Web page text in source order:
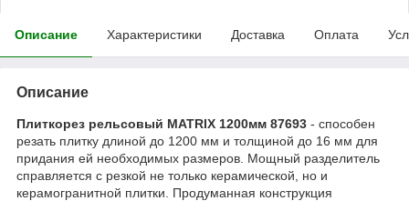
Описание Характеристики Доставка Оплата
Описание
Плиткорез рельсовый MATRIX 1200мм 87693 - способен
резать плитку длиной до 1200 мм и толщиной до 16 мм для
придания ей необходимых размеров. Мощный разделитель
справляется с резкой не только керамической, но и
керамогранитной плитки. Продуманная конструкция